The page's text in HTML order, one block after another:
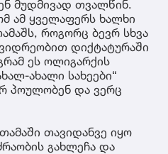
მუდმივად თვალწინ.
ამ ყველაფერს ხალხი
როგორც ბევრ სხვა
დიქტატურაში
ეს ოლიგარქის
ახალი სახეები“
პოულობენ და ვერც
თავიდანვე იყო
გახლეჩა და